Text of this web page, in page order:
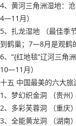
4、黄河三角洲湿地：
4―11月）
5、扎龙湿地 （最佳季
到鹤巢；7―8月是观鹤
6、“{红地毯”辽河三角
10―11月）
十五 中国最美的六大旅
1、梦幻织金洞 （贵州
2、多彩芙蓉洞 （重庆
3、全能黄龙洞 （湖南